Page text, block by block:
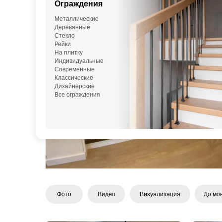
Металлические
Деревянные
Стекло
Рейки
На плитку
Индивидуальные
Современные
Классические
Дизайнерские
Все ограждения
Ограждения
Видео
Фото Визуализация До